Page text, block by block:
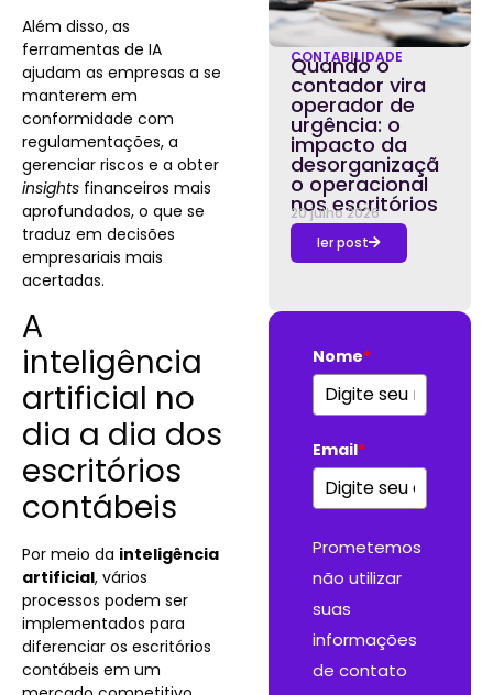
Além disso, as
ferramentas de IA
ajudam as empresas a se
manterem em
conformidade com
regulamentações, a
gerenciar riscos e a obter
insights financeiros mais
aprofundados, o que se
traduz em decisões
empresariais mais
acertadas.
A
inteligência
artificial no
dia a dia dos
escritórios
contábeis
Por meio da inteligência
artificial, vários
processos podem ser
implementados para
diferenciar os escritórios
contábeis em um
CONTABILIDADE
Quando o
contador vira
operador de
urgência: o
impacto da
desorganizaçã
o operacional
nos escritórios
20 julho 2026
ler post
Nome*
Email*
Prometemos
não utilizar
suas
informações
de contato